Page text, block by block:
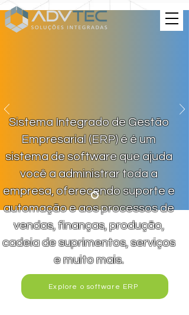
Sistema Integrado de Gestão
Empresarial (ERP) é é um
sistema de software que ajuda
você a administrar toda a
empresa, oferecendo suporte e
automação e aos processos de
vendas, finanças, produção,
cadeia de suprimentos, serviços
e muito mais.
Explore o software ERP